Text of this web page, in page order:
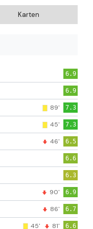
Karten
6.9
6.9
89' 7.3
45' 7.3
46' 6.5
6.6
6.3
90' 6.9
86' 6.7
45' 81' 6.6